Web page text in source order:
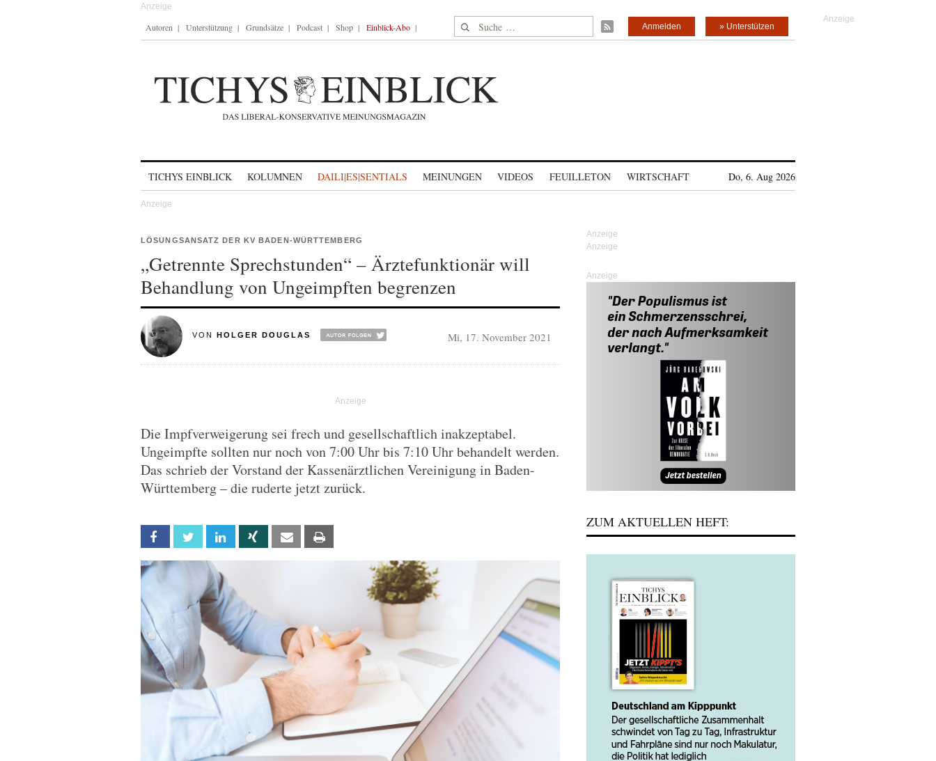
Autoren Unterstützung Grundsätze Podcast Shop Einblick-Abo Suche nach: » Unterstützen
Anmelden
TICHYS EINBLICK KOLUMNEN DAILI|ES|SENTIALS MEINUNGEN VIDEOS FEUILLETON WIRTSCHAFT Do, 6. Aug 2026
LÖSUNGSANSATZ DER KV BADEN-WÜRTTEMBERG
„Getrennte Sprechstunden“ – Ärztefunktionär will
Behandlung von Ungeimpften begrenzen
VON HOLGER DOUGLAS Mi, 17. November 2021
Die Impfverweigerung sei frech und gesellschaftlich inakzeptabel.
Ungeimpfte sollten nur noch von 7:00 Uhr bis 7:10 Uhr behandelt werden.
Das schrieb der Vorstand der Kassenärztlichen Vereinigung in Baden-
Württemberg – die ruderte jetzt zurück.
Facebook Twitter Linkedin Xing Email
Anzeige
ZUM AKTUELLEN HEFT: